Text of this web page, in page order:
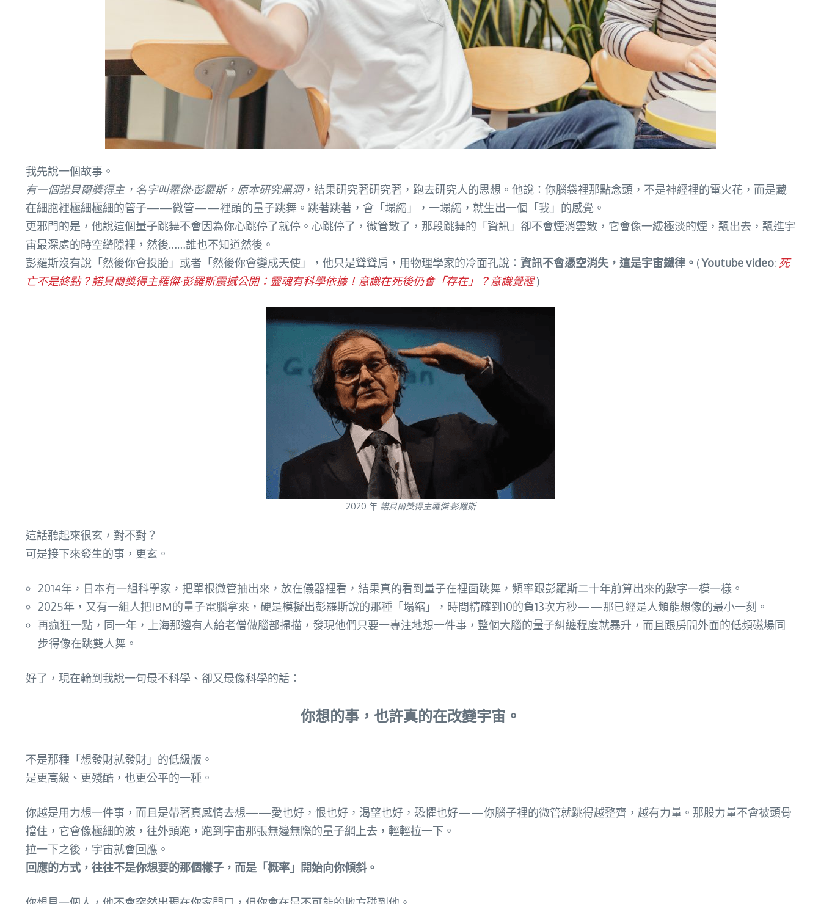
我先說一個故事。
有一個諾貝爾獎得主，名字叫羅傑·彭羅斯，原本研究黑洞，結果研究著研究著，跑去研究人的思想。他說：你腦袋裡那點念頭，不是神經裡的電火花，而是藏
在細胞裡極細極細的管子——微管——裡頭的量子跳舞。跳著跳著，會「塌縮」，一塌縮，就生出一個「我」的感覺。
更邪門的是，他說這個量子跳舞不會因為你心跳停了就停。心跳停了，微管散了，那段跳舞的「資訊」卻不會煙消雲散，它會像一縷極淡的煙，飄出去，飄進宇
宙最深處的時空縫隙裡，然後……誰也不知道然後。
彭羅斯沒有說「然後你會投胎」或者「然後你會變成天使」，他只是聳聳肩，用物理學家的冷面孔說： 資訊不會憑空消失，這是宇宙鐵律。 (Youtube video: 死
亡不是終點？諾貝爾獎得主羅傑·彭羅斯震撼公開：靈魂有科學依據！意識在死後仍會「存在」？意識覺醒)
2020 年 諾貝爾獎得主羅傑·彭羅斯
這話聽起來很玄，對不對？
可是接下來發生的事，更玄。
2014年，日本有一組科學家，把單根微管抽出來，放在儀器裡看，結果真的看到量子在裡面跳舞，頻率跟彭羅斯二十年前算出來的數字一模一樣。
2025年，又有一組人把IBM的量子電腦拿來，硬是模擬出彭羅斯說的那種「塌縮」，時間精確到10的負13次方秒——那已經是人類能想像的最小一刻。
再瘋狂一點，同一年，上海那邊有人給老僧做腦部掃描，發現他們只要一專注地想一件事，整個大腦的量子糾纏程度就暴升，而且跟房間外面的低頻磁場同
步得像在跳雙人舞。
好了，現在輪到我說一句最不科學、卻又最像科學的話：
你想的事，也許真的在改變宇宙。
不是那種「想發財就發財」的低級版。
是更高級、更殘酷，也更公平的一種。
你越是用力想一件事，而且是帶著真感情去想——愛也好，恨也好，渴望也好，恐懼也好——你腦子裡的微管就跳得越整齊，越有力量。那股力量不會被頭骨
擋住，它會像極細的波，往外頭跑，跑到宇宙那張無邊無際的量子網上去，輕輕拉一下。
拉一下之後，宇宙就會回應。
回應的方式，往往不是你想要的那個樣子，而是「概率」開始向你傾斜。